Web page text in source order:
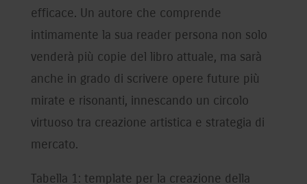
efficace. Un autore che comprende
intimamente la sua reader persona non solo
venderà più copie del libro attuale, ma sarà
anche in grado di scrivere opere future più
mirate e risonanti, innescando un circolo
virtuoso tra creazione artistica e strategia di
mercato.
Tabella 1: template per la creazione della